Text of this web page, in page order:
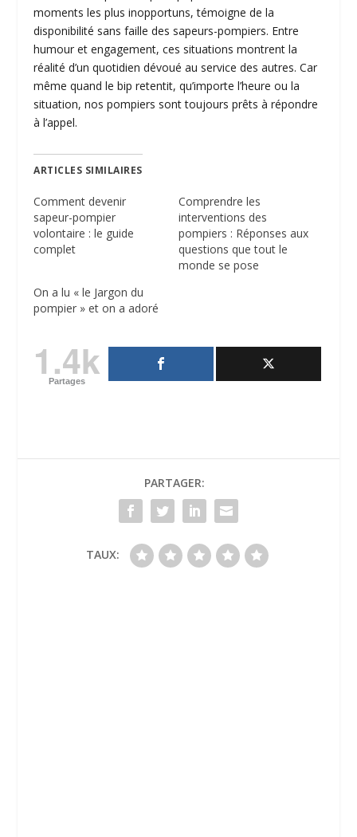
moments les plus inopportuns, témoigne de la
disponibilité sans faille des sapeurs-pompiers. Entre
humour et engagement, ces situations montrent la
réalité d’un quotidien dévoué au service des autres. Car
même quand le bip retentit, qu’importe l’heure ou la
situation, nos pompiers sont toujours prêts à répondre
à l’appel.
ARTICLES SIMILAIRES
Comment devenir
sapeur-pompier
volontaire : le guide
complet
Comprendre les
interventions des
pompiers : Réponses aux
questions que tout le
monde se pose
On a lu « le Jargon du
pompier » et on a adoré
1.4k
Partages
PARTAGER:
TAUX: